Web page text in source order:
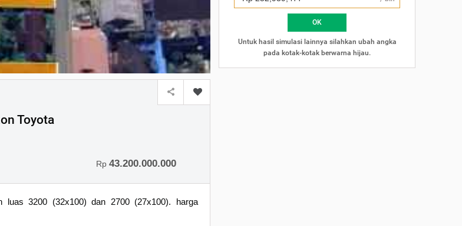
Toyota
Rp 43.200.000.000
luas 3200 (32x100) dan 2700 (27x100). harga
OK
Untuk hasil simulasi lainnya silahkan ubah angka
pada kotak-kotak berwarna hijau.